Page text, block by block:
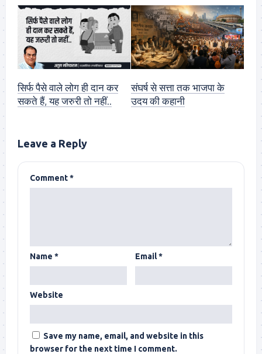
सिर्फ पैसे वाले लोग ही दान कर
सकते हैं, यह जरुरी तो नहीं..
संघर्ष से सत्ता तक भाजपा के
उदय की कहानी
Leave a Reply
Comment*
Name * Email*
Website
Save my name, email, and website in this
browser for the next time I comment.